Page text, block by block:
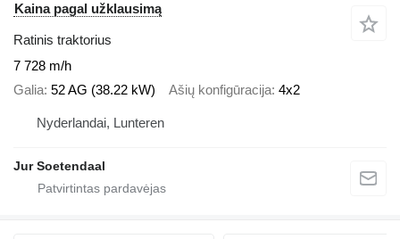
Kaina pagal užklausimą
Ratinis traktorius
7 728 m/h
Galia 52 AG (38.22 kW) Ašių konfigūracija 4x2
Nyderlandai, Lunteren
Jur Soetendaal